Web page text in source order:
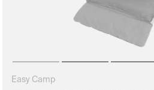
Easy Camp